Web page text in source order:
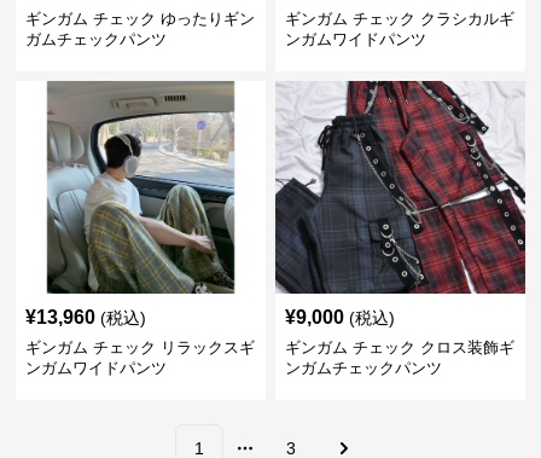
ギンガム チェック ゆったりギン
ガムチェックパンツ
ギンガム チェック クラシカルギ
ンガムワイドパンツ
¥13,960 (税込)
ギンガム チェック リラックスギ
ンガムワイドパンツ
¥9,000 (税込)
ギンガム チェック クロス装飾ギ
ンガムチェックパンツ
1 3